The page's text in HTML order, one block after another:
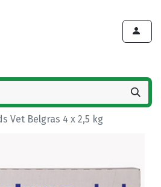
Vet Belgras 4 x 2,5 kg